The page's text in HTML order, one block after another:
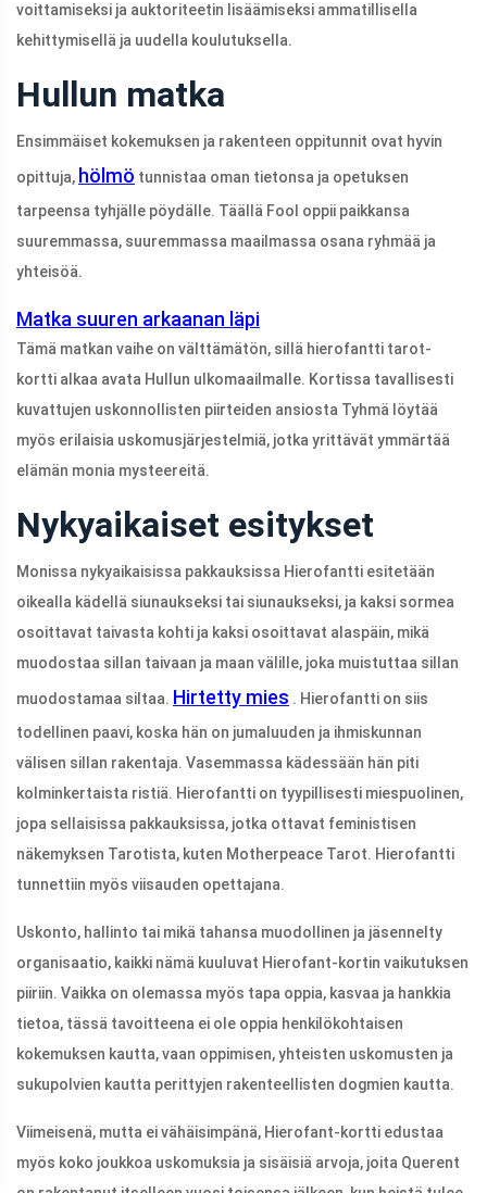
voittamiseksi ja auktoriteetin lisäämiseksi ammatillisella
kehittymisellä ja uudella koulutuksella.
Hullun matka
Ensimmäiset kokemuksen ja rakenteen oppitunnit ovat hyvin
opittuja, hölmö tunnistaa oman tietonsa ja opetuksen
tarpeensa tyhjälle pöydälle. Täällä Fool oppii paikkansa
suuremmassa, suuremmassa maailmassa osana ryhmää ja
yhteisöä.
Matka suuren arkaanan läpi
Tämä matkan vaihe on välttämätön, sillä hierofantti tarot-
kortti alkaa avata Hullun ulkomaailmalle. Kortissa tavallisesti
kuvattujen uskonnollisten piirteiden ansiosta Tyhmä löytää
myös erilaisia ​​uskomusjärjestelmiä, jotka yrittävät ymmärtää
elämän monia mysteereitä.
Nykyaikaiset esitykset
Monissa nykyaikaisissa pakkauksissa Hierofantti esitetään
oikealla kädellä siunaukseksi tai siunaukseksi, ja kaksi sormea ​​
osoittavat taivasta kohti ja kaksi osoittavat alaspäin, mikä
muodostaa sillan taivaan ja maan välille, joka muistuttaa sillan
muodostamaa siltaa. Hirtetty mies . Hierofantti on siis
todellinen paavi, koska hän on jumaluuden ja ihmiskunnan
välisen sillan rakentaja. Vasemmassa kädessään hän piti
kolminkertaista ristiä. Hierofantti on tyypillisesti miespuolinen,
jopa sellaisissa pakkauksissa, jotka ottavat feministisen
näkemyksen Tarotista, kuten Motherpeace Tarot. Hierofantti
tunnettiin myös viisauden opettajana.
Uskonto, hallinto tai mikä tahansa muodollinen ja jäsennelty
organisaatio, kaikki nämä kuuluvat Hierofant-kortin vaikutuksen
piiriin. Vaikka on olemassa myös tapa oppia, kasvaa ja hankkia
tietoa, tässä tavoitteena ei ole oppia henkilökohtaisen
kokemuksen kautta, vaan oppimisen, yhteisten uskomusten ja
sukupolvien kautta perittyjen rakenteellisten dogmien kautta.
Viimeisenä, mutta ei vähäisimpänä, Hierofant-kortti edustaa
myös koko joukkoa uskomuksia ja sisäisiä arvoja, joita Querent